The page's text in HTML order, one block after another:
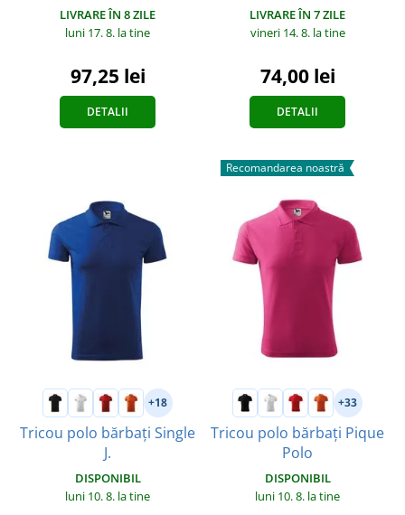
LIVRARE ÎN 8 ZILE
luni 17. 8. la tine
97,25 lei
DETALII
LIVRARE ÎN 7 ZILE
vineri 14. 8. la tine
74,00 lei
DETALII
+18
Tricou polo bărbați Single
J.
DISPONIBIL
luni 10. 8. la tine
Recomandarea noastră
+33
Tricou polo bărbați Pique
Polo
DISPONIBIL
luni 10. 8. la tine